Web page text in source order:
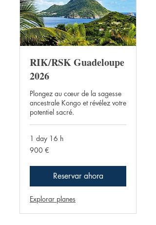
RIK/RSK Guadeloupe
2026
Plongez au cœur de la sagesse
ancestrale Kongo et révélez votre
potentiel sacré.
1 day 16 h
900
euros
900 €
Reservar ahora
Explorar planes